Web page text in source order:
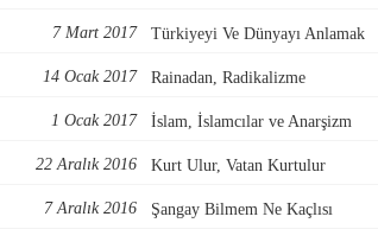
7 Mart 2017 Türkiyeyi Ve Dünyayı Anlamak
14 Ocak 2017 Rainadan, Radikalizme
1 Ocak 2017 İslam, İslamcılar ve Anarşizm
22 Aralık 2016 Kurt Ulur, Vatan Kurtulur
7 Aralık 2016 Şangay Bilmem Ne Kaçlısı